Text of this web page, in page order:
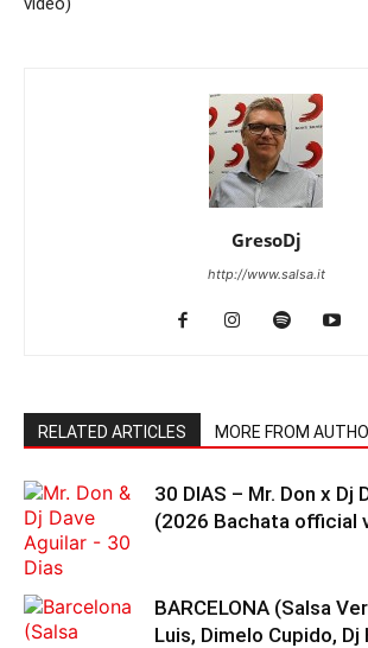
GresoDj
http://www.salsa.it
RELATED ARTICLES MORE FROM
30 DIAS – Mr. Don x Dj
(2026 Bachata official
BARCELONA (Salsa
Luis, Dimelo Cupido, Dj